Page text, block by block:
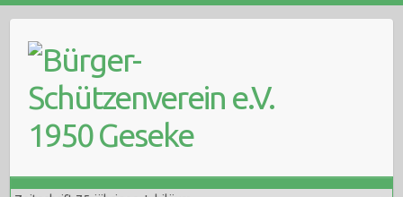
content